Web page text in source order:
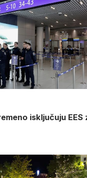
isključuju EES